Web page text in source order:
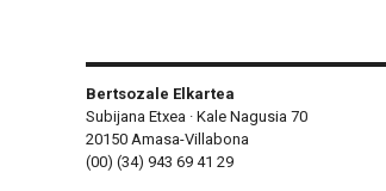
Bertsozale Elkartea
Subijana Etxea · Kale Nagusia 70
20150 Amasa-Villabona
(00) (34) 943 69 41 29